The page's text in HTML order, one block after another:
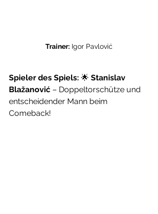
Trainer: Igor Pavlović
Spieler des Spiels: 🌟 Stanislav
Blažanović – Doppeltorschütze und
entscheidender Mann beim
Comeback!